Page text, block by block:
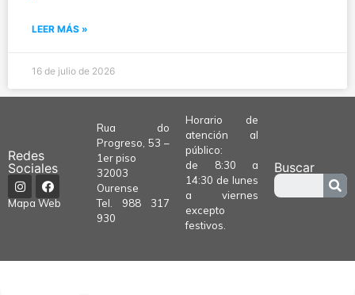
LEER MÁS »
16 de julio de 2026
Redes
Sociales
Mapa Web
Rua do
Progreso, 53 –
1er piso
32003
Ourense
Tel. 988 317
930
Horario de
atención al
público:
de 8:30 a
14:30 de lunes
a viernes
excepto
festivos.
Buscar